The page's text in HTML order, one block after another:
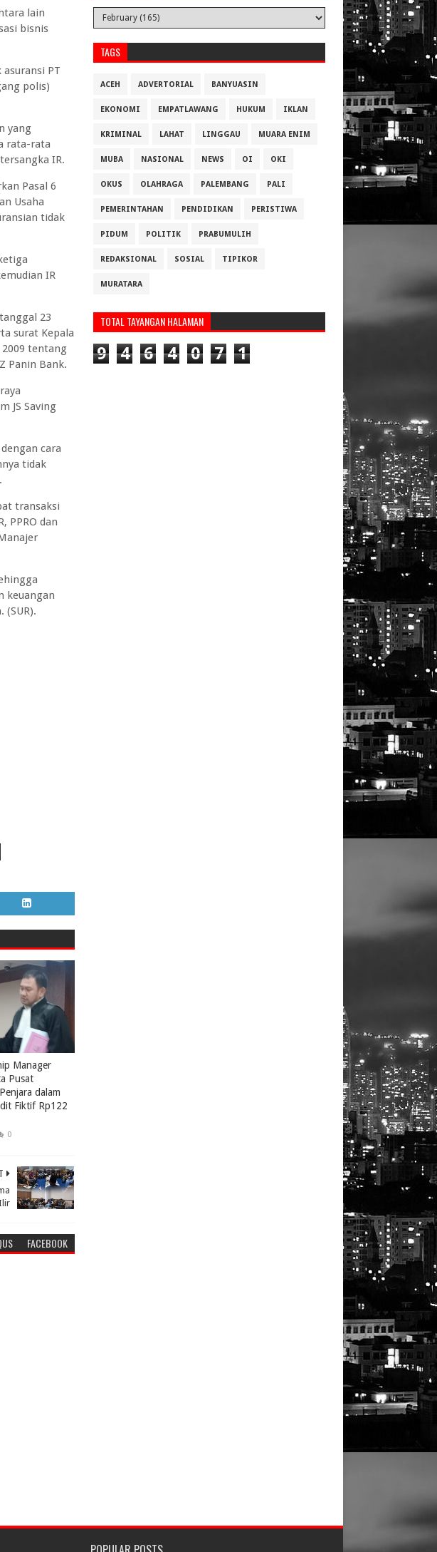
lain
bisnis
PT
polis)
yang
rata-rata
IR.
Pasal 6
Usaha
tidak
IR
23
surat Kepala
tentang
Panin Bank.
JS Saving
cara
tidak
transaksi
PPRO dan
keuangan
(SUR).
Manager
Pusat
dalam
Fiktif Rp122
0
FACEBOOK
TAGS
ACEH ADVERTORIAL BANYUASIN
EKONOMI EMPATLAWANG HUKUM IKLAN
KRIMINAL LAHAT LINGGAU MUARA ENIM
MUBA NASIONAL NEWS OI OKI
OKUS OLAHRAGA PALEMBANG PALI
PEMERINTAHAN PENDIDIKAN PERISTIWA
PIDUM POLITIK PRABUMULIH
REDAKSIONAL SOSIAL TIPIKOR
MURATARA
TOTAL TAYANGAN HALAMAN
9 4 6 4 0 7 1